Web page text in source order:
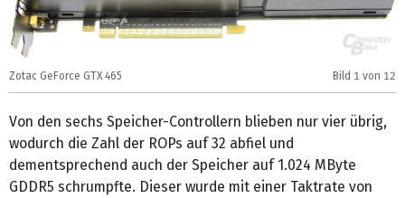
Zotac GeForce GTX 465 Bild 1 von 12
Von den sechs Speicher-Controllern blieben nur vier übrig,
wodurch die Zahl der ROPs auf 32 abfiel und
dementsprechend auch der Speicher auf 1.024 MByte
GDDR5 schrumpfte. Dieser wurde mit einer Taktrate von